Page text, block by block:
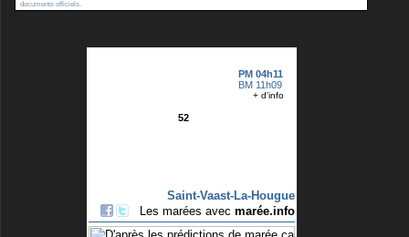
documents officiels.